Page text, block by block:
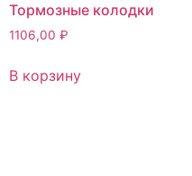
Тормозные колодки
1106,00 ₽
В корзину